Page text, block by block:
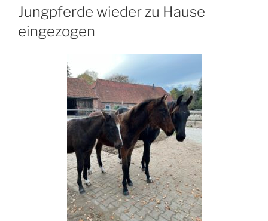
AM
Jungpferde wieder zu Hause
eingezogen